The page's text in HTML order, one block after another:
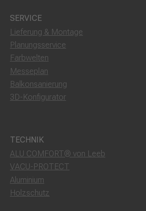
SERVICE
Lieferung & Montage
Planungsservice
Farbwelten
Messeplan
Balkonsanierung
3D-Konfigurator
TECHNIK
ALU COMFORT® von Leeb
VACU-PROTECT
Aluminium
Holzschutz